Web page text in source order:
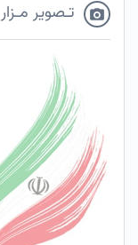
تـصویر مـزار